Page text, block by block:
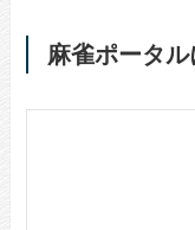
麻雀ポータ